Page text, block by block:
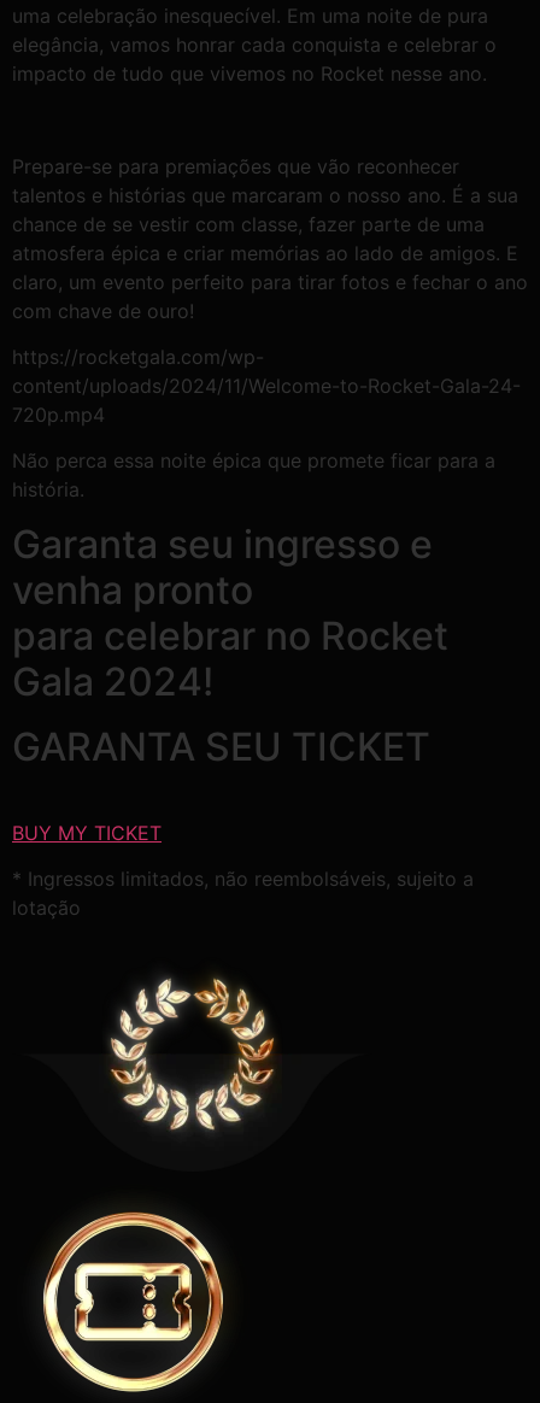
uma celebração inesquecível. Em uma noite de pura
elegância, vamos honrar cada conquista e celebrar o
impacto de tudo que vivemos no Rocket nesse ano.
Prepare-se para premiações que vão reconhecer
talentos e histórias que marcaram o nosso ano. É a sua
chance de se vestir com classe, fazer parte de uma
atmosfera épica e criar memórias ao lado de amigos. E
claro, um evento perfeito para tirar fotos e fechar o ano
com chave de ouro!
https://rocketgala.com/wp-
content/uploads/2024/11/Welcome-to-Rocket-Gala-24-
720p.mp4
Não perca essa noite épica que promete ficar para a
história.
Garanta seu ingresso e
venha pronto
para celebrar no Rocket
Gala 2024!
GARANTA SEU TICKET
BUY MY TICKET
* Ingressos limitados, não reembolsáveis, sujeito a
lotação